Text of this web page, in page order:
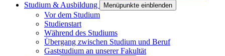
Studium & Ausbildung
Menüpunkte einblenden
Vor dem Studium
Studienstart
Während des Studiums
Übergang zwischen Studium und Beruf
Gaststudium an unserer Fakultät